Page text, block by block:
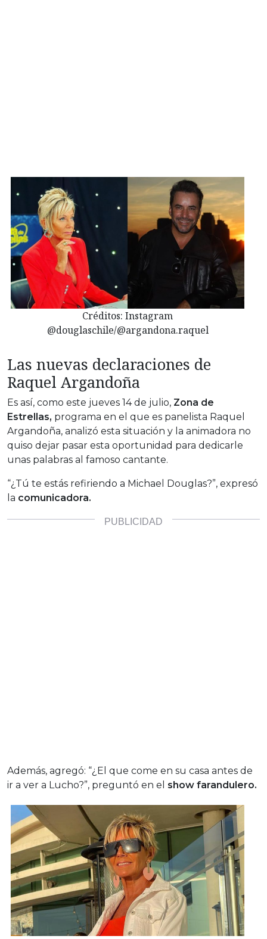
Créditos: Instagram
@douglaschile/@argandona.raquel
Las nuevas declaraciones de
Raquel Argandoña
Es así, como este jueves 14 de julio, Zona de
Estrellas, programa en el que es panelista Raquel
Argandoña, analizó esta situación y la animadora no
quiso dejar pasar esta oportunidad para dedicarle
unas palabras al famoso cantante.
“¿Tú te estás refiriendo a Michael Douglas?”, expresó
la comunicadora.
Además, agregó: “¿El que come en su casa antes de
ir a ver a Lucho?”, preguntó en el show farandulero.